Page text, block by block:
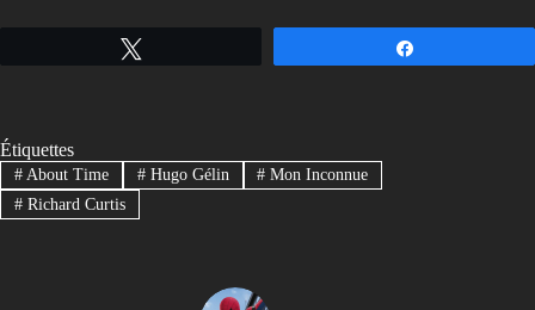
Étiquettes
#About Time #Hugo Gélin # Mon Inconnue
#Richard Curtis